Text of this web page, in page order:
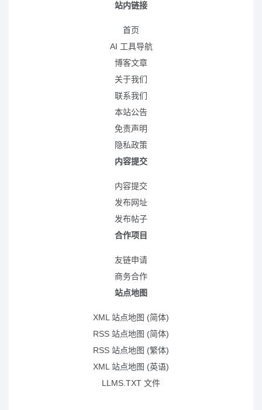
站内链接
首页
AI 工具导航
博客文章
关于我们
联系我们
本站公告
免责声明
隐私政策
内容提交
内容提交
发布网址
发布帖子
合作项目
友链申请
商务合作
站点地图
XML 站点地图 (简体)
RSS 站点地图 (简体)
RSS 站点地图 (繁体)
XML 站点地图 (英语)
LLMS.TXT 文件